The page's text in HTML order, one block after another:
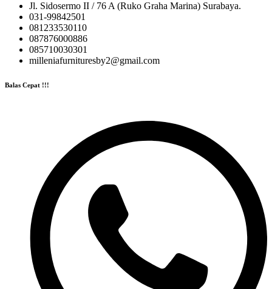
Jl. Sidosermo II / 76 A (Ruko Graha Marina) Surabaya.
031-99842501
081233530110
087876000886
085710030301
milleniafurnituresby2@gmail.com
Balas Cepat !!!